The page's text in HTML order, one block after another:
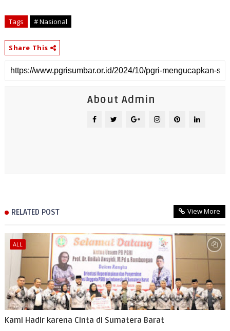
Tags # Nasional
Share This
About Admin
RELATED POST View More
ALL
Kami Hadir karena Cinta di Sumatera Barat